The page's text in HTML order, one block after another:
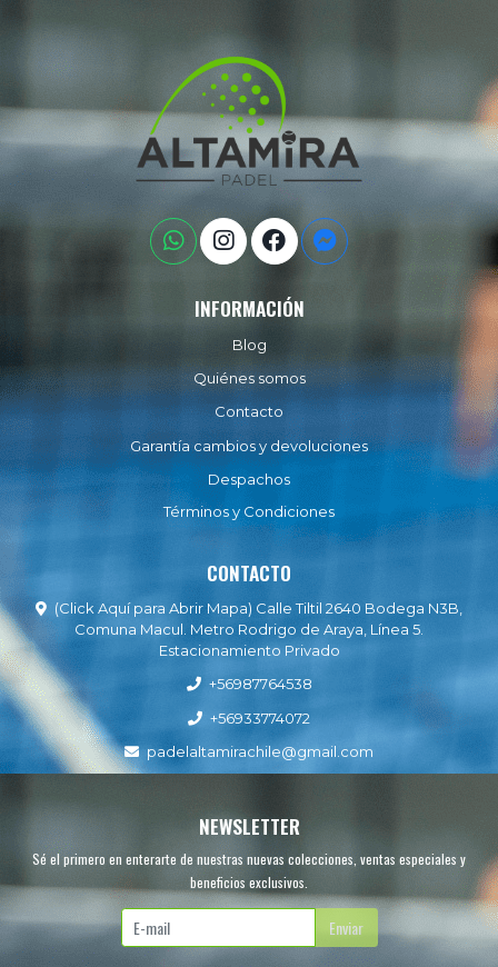
INFORMACIÓN
Blog
Quiénes somos
Contacto
Garantía cambios y devoluciones
Despachos
Términos y Condiciones
CONTACTO
(Click Aquí para Abrir Mapa) Calle Tiltil 2640 Bodega N3B,
Comuna Macul. Metro Rodrigo de Araya, Línea 5.
Estacionamiento Privado
+56987764538
+56933774072
padelaltamirachile@gmail.com
NEWSLETTER
Sé el primero en enterarte de nuestras nuevas colecciones, ventas especiales y
beneficios exclusivos.
Enviar